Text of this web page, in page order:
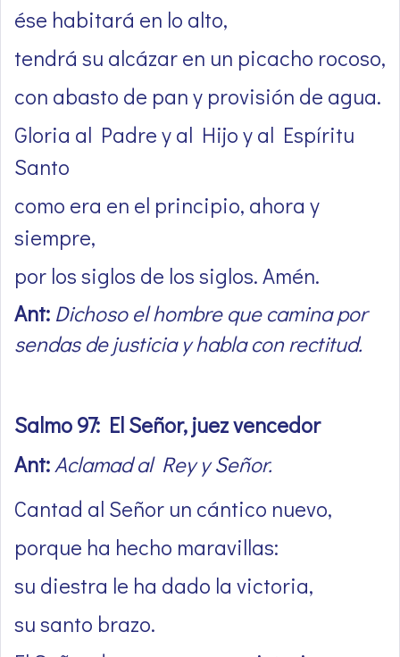
ése habitará en lo alto,
tendrá su alcázar en un picacho rocoso,
con abasto de pan y provisión de agua.
Gloria al Padre y al Hijo y al Espíritu
Santo
como era en el principio, ahora y
siempre,
por los siglos de los siglos. Amén.
Ant: Dichoso el hombre que camina por
sendas de justicia y habla con rectitud.
Salmo 97: El Señor, juez vencedor
Ant:Aclamad al Rey y Señor.
Cantad al Señor un cántico nuevo,
porque ha hecho maravillas:
su diestra le ha dado la victoria,
su santo brazo.